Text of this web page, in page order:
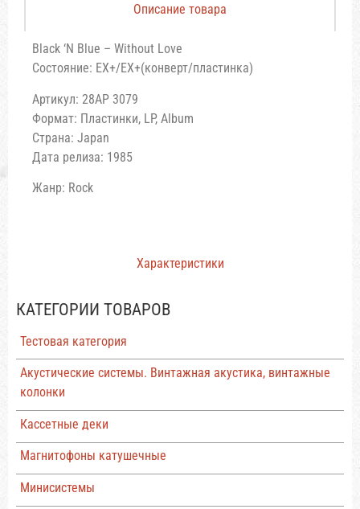
КАТЕГОРИИ ТОВАРОВ
Тестовая категория
Акустические системы. Винтажная акустика, винтажные
колонки
Кассетные деки
Магнитофоны катушечные
Минисистемы
Описание товара
Характеристики
Black ‘N Blue – Without Love
Состояние: EX+/EX+(конверт/пластинка)
Артикул: 28AP 3079
Формат: Пластинки, LP, Album
Страна: Japan
Дата релиза: 1985
Жанр: Rock